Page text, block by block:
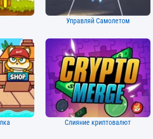
Управляй Самолетом
Слияние криптовалют